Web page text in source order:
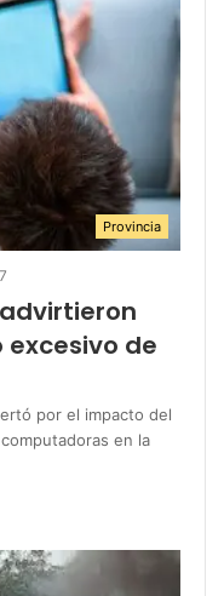
Provincia
de
por el impacto del
en la